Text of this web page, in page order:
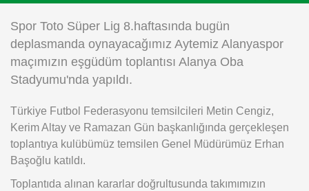
Instagram
Android
Spor Toto Süper Lig 8.haftasında bugün
deplasmanda oynayacağımız Aytemiz Alanyaspor
maçımızın eşgüdüm toplantısı Alanya Oba
Stadyumu'nda yapıldı.
Türkiye Futbol Federasyonu temsilcileri Metin Cengiz,
Kerim Altay ve Ramazan Gün başkanlığında gerçekleşen
toplantıya kulübümüz temsilen Genel Müdürümüz Erhan
Başoğlu katıldı.
Toplantıda alınan kararlar doğrultusunda takımımızın